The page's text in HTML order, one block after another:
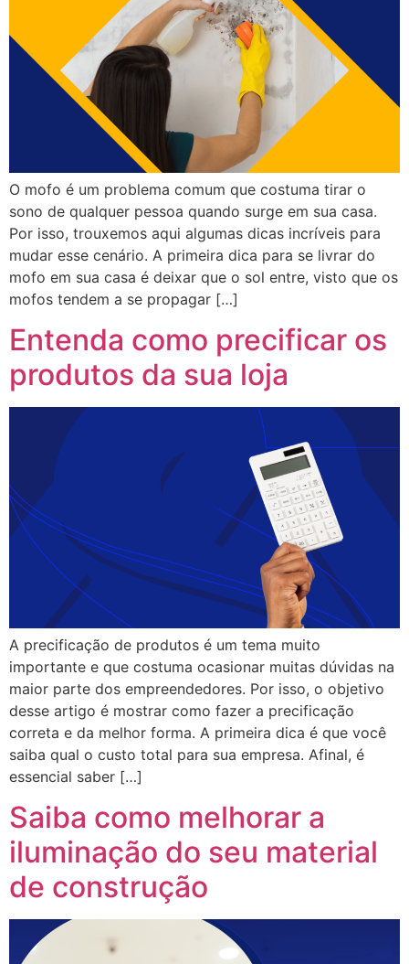
O mofo é um problema comum que costuma tirar o
sono de qualquer pessoa quando surge em sua casa.
Por isso, trouxemos aqui algumas dicas incríveis para
mudar esse cenário. A primeira dica para se livrar do
mofo em sua casa é deixar que o sol entre, visto que os
mofos tendem a se propagar […]
Entenda como precificar os
produtos da sua loja
A precificação de produtos é um tema muito
importante e que costuma ocasionar muitas dúvidas na
maior parte dos empreendedores. Por isso, o objetivo
desse artigo é mostrar como fazer a precificação
correta e da melhor forma. A primeira dica é que você
saiba qual o custo total para sua empresa. Afinal, é
essencial saber […]
Saiba como melhorar a
iluminação do seu material
de construção